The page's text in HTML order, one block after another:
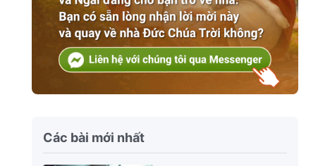
Các bài mới nhất